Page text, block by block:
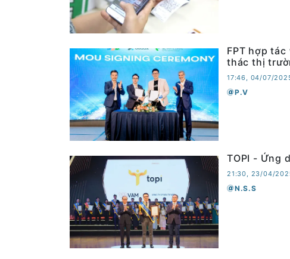
FPT hợp
thác thị
17:46, 04/07/
P.V
TOPI - Ứng
21:30, 23/04/
N.S.S